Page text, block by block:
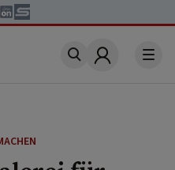
Account